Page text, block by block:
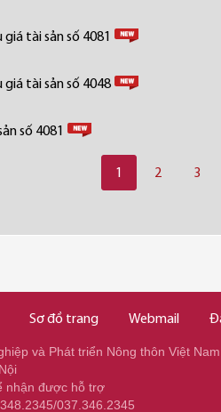
tài sản số 4081
tài sản số 4048
số 4081
1 2 3
Sơ đồ trang Webmail
và Phát triển Nông thôn Việt Nam
nhận được hỗ trợ
037.346.2345